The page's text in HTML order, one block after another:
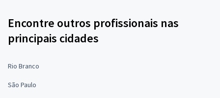
Encontre outros profissionais nas
principais cidades
Rio Branco
São Paulo